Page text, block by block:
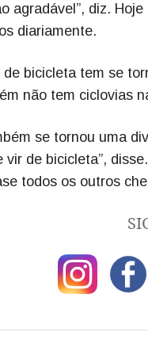
agradável”, diz.
diariamente.
de bicicleta tem se
não tem ciclovias
se tornou uma
vir de bicicleta”,
todos os outros